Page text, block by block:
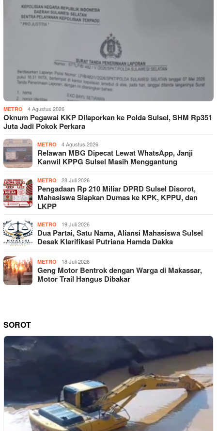
METRO 4 Agustus 2026
Oknum Pegawai KKP Dilaporkan ke Polda Sulsel, SHM Rp351
Juta Jadi Pokok Perkara
METRO 4 Agustus 2026
Relawan MBG Dipecat Lewat WhatsApp, Janji
Kanwil KPPG Sulsel Masih Menggantung
METRO 28 Juli 2026
Pengadaan Rp 210 Miliar DPRD Sulsel Disorot,
Mahasiswa Siapkan Dumas ke KPK, KPPU, dan
LKPP
METRO 19 Juli 2026
Dua Partai, Satu Nama, Aliansi Mahasiswa Sulsel
Desak Klarifikasi Putriana Hamda Dakka
METRO 18 Juli 2026
Geng Motor Bentrok dengan Warga di Makassar,
Motor Trail Hangus Dibakar
SOROT